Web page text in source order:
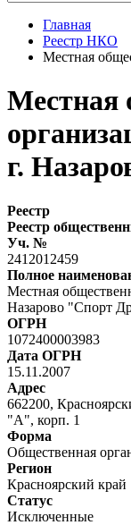
Главная
Реестр НКО
Местная
Местная
г.
Реестр
Реестр
Уч. №
2412012459
Полное
Местная
Назарово "Спорт
ОГРН
1072400003983
Дата ОГРН
15.11.2007
Адрес
662200,
"А", корп. 1
Форма
Общественная
Регион
Красноярский край
Статус
Исключенные